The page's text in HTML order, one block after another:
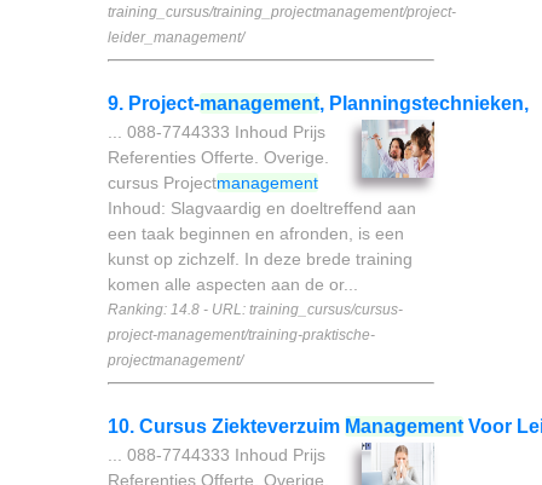
training_cursus/training_projectmanagement/project-
leider_management/
9. Project-management, Planningstechnieken,
... 088-7744333 Inhoud Prijs
Referenties Offerte. Overige.
cursus Projectmanagement
Inhoud: Slagvaardig en doeltreffend aan
een taak beginnen en afronden, is een
kunst op zichzelf. In deze brede training
komen alle aspecten aan de or...
Ranking: 14.8 - URL: training_cursus/cursus-
project-management/training-praktische-
projectmanagement/
10. Cursus Ziekteverzuim Management Voor
... 088-7744333 Inhoud Prijs
Referenties Offerte. Overige.